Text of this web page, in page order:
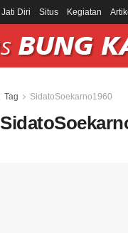
Jati Diri Situs Kegiatan
Tag SidatoSoekarno1960